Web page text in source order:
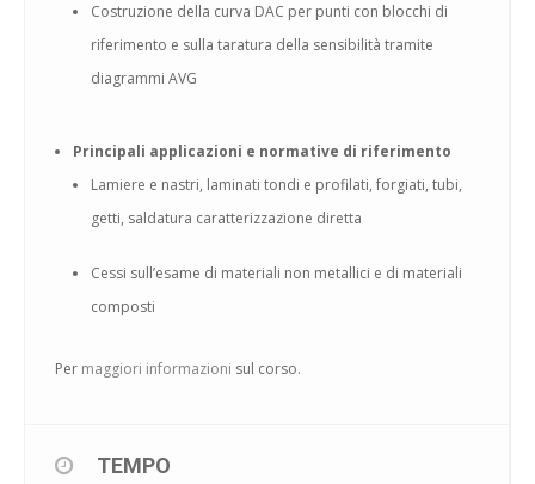
Costruzione della curva DAC per punti con blocchi di
riferimento e sulla taratura della sensibilità tramite
diagrammi AVG
Principali applicazioni e normative di riferimento
Lamiere e nastri, laminati tondi e profilati, forgiati, tubi,
getti, saldatura caratterizzazione diretta
Cessi sull’esame di materiali non metallici e di materiali
composti
Per maggiori informazioni sul corso.
TEMPO